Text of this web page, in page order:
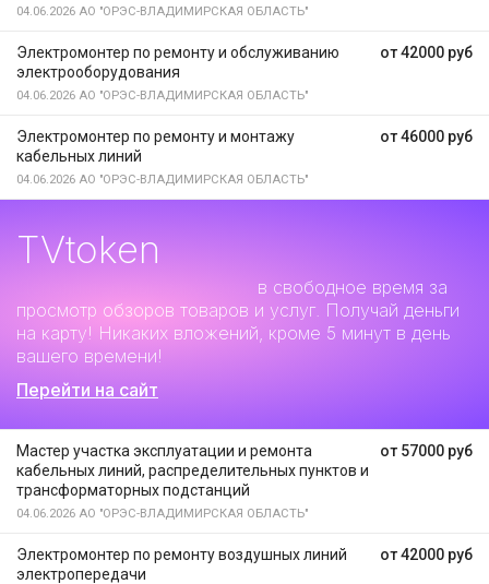
04.06.2026 АО "ОРЭС-ВЛАДИМИРСКАЯ ОБЛАСТЬ"
от 42000 руб
Электромонтер по ремонту и обслуживанию
электрооборудования
04.06.2026 АО "ОРЭС-ВЛАДИМИРСКАЯ ОБЛАСТЬ"
от 46000 руб
Электромонтер по ремонту и монтажу
кабельных линий
04.06.2026 АО "ОРЭС-ВЛАДИМИРСКАЯ ОБЛАСТЬ"
TVtoken
в свободное время за
просмотр обзоров товаров и услуг. Получай деньги
на карту! Никаких вложений, кроме 5 минут в день
вашего времени!
Перейти на сайт
от 57000 руб
Мастер участка эксплуатации и ремонта
кабельных линий, распределительных пунктов и
трансформаторных подстанций
04.06.2026 АО "ОРЭС-ВЛАДИМИРСКАЯ ОБЛАСТЬ"
от 42000 руб
Электромонтер по ремонту воздушных линий
электропередачи